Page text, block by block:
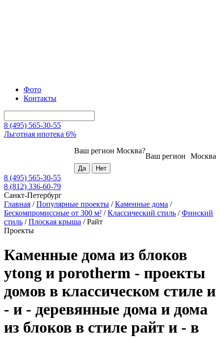
Фото
Контакты
8 (495) 565-30-55
Льготная ипотека 6%
Москва
Ваш регион
Ваш регион Москва?
8 (495) 565-30-55
8 (812) 336-60-79
Санкт-Петербург
Главная /Популярные проекты /Каменные дома /
Бескомпромиссные от 300 м² /Классический стиль /Финский
стиль /Плоская крыша /Райт
Проекты
Каменные дома из блоков
ytong и porotherm - проекты
домов в классическом стиле и
- и - деревянные дома и дома
из блоков в стиле райт и - в